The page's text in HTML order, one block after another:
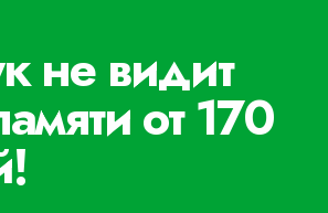
не видит
от 170